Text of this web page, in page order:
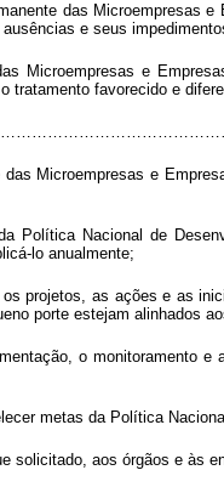
das Microempresas
e seus
Microempresas e
tratamento favorecido e
Microempresas e
Política Nacional de
lo anualmente;
os projetos, as ações e as
porte estejam alinhados
o monitoramento
metas da Política
solicitado, aos órgãos e às